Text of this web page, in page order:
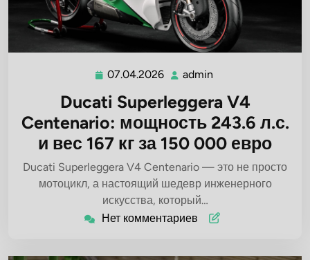
07.04.2026 07.04.2026
admin
Ducati Superleggera V4
Centenario: мощность 243.6 л.с.
и вес 167 кг за 150 000 евро
Ducati Superleggera V4 Centenario — это не просто
мотоцикл, а настоящий шедевр инженерного
искусства, который…
Нет комментариев